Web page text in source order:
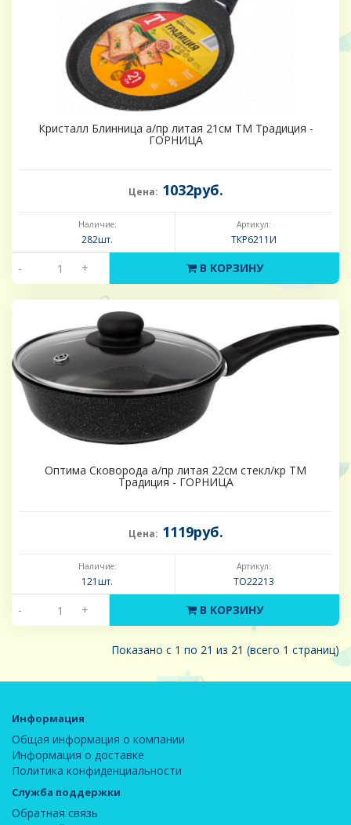
Кристалл Блинница а/пр литая 21см ТМ Традиция -
ГОРНИЦА
Цена: 1032руб.
Наличие:
282шт.
Артикул:
ТКР6211И
- + В КОРЗИНУ
Оптима Сковорода а/пр литая 22см стекл/кр ТМ
Традиция - ГОРНИЦА
Цена: 1119руб.
Наличие:
121шт.
Артикул:
ТО22213
- + В КОРЗИНУ
Показано с 1 по 21 из 21 (всего 1 страниц)
Информация
Общая информация о компании
Информация о доставке
Политика конфиденциальности
Служба поддержки
Обратная связь